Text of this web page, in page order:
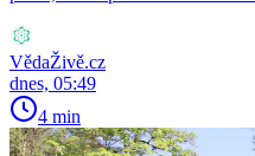
VědaŽivě.cz
dnes, 05:49
4 min